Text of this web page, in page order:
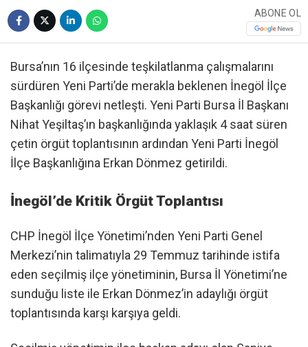
ABONE OL
Bursa’nın 16 ilçesinde teşkilatlanma çalışmalarını
sürdüren Yeni Parti’de merakla beklenen İnegöl İlçe
Başkanlığı görevi netleşti. Yeni Parti Bursa İl Başkanı
Nihat Yeşiltaş’ın başkanlığında yaklaşık 4 saat süren
çetin örgüt toplantısının ardından Yeni Parti İnegöl
İlçe Başkanlığına Erkan Dönmez getirildi.
İnegöl’de Kritik Örgüt Toplantısı
​CHP İnegöl İlçe Yönetimi’nden Yeni Parti Genel
Merkezi’nin talimatıyla 29 Temmuz tarihinde istifa
eden seçilmiş ilçe yönetiminin, Bursa İl Yönetimi’ne
sunduğu liste ile Erkan Dönmez’in adaylığı örgüt
toplantısında karşı karşıya geldi.